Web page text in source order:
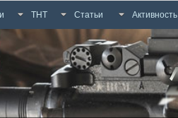
ТНТ Статьи Активность